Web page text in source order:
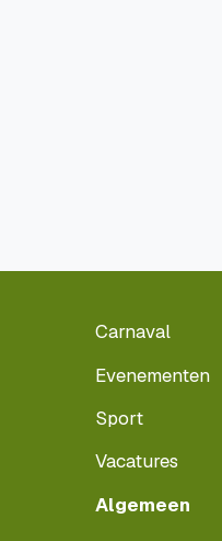
Carnaval
Evenementen
Sport
Vacatures
Algemeen